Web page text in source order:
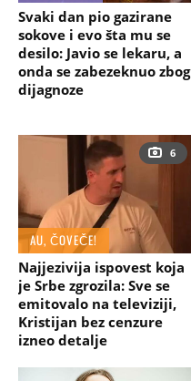
Svaki dan pio gazirane
sokove i evo šta mu se
desilo: Javio se lekaru, a
onda se zabezeknuo zbog
dijagnoze
6
AU, ČOVEČE!
Najjezivija ispovest koja
je Srbe zgrozila: Sve se
emitovalo na televiziji,
Kristijan bez cenzure
izneo detalje